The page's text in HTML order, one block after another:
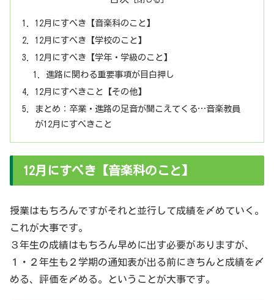
12月にすべき【音楽科のこと】
12月にすべき【学校のこと】
12月にすべき【学年・学級のこと】
進路に関わる重要事項が目白押し
12月にすべきこと【その他】
まとめ：卒業・進路の足音が聞こえてくる…音楽教員
が12月にすべきこと
12月にすべき【音楽科のこと】
授業はもちろんですがそれと並行して成績を〆めていく。
これが大事です。
３年生の成績はもちろん早めに出す必要がありますが、
１・２年生も２学期の通知表が出る前にきちんと成績を〆
める、評価を〆める。ということが大事です。